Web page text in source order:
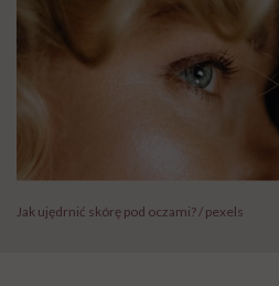
Jak ujędrnić skórę pod oczami? / pexels